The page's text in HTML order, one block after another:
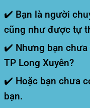
✔️ Bạn là người
cũng như được tự
✔️ Nhưng bạn chưa
TP Long Xuyên?
✔️ Hoặc bạn chưa
bạn.